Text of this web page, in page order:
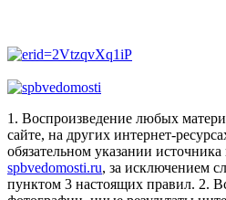
1. Воспроизведение любых
сайте, на других интернет-
обязательном указании
spbvedomosti.ru, за исключением
пунктом 3 настоящих правил. 2.